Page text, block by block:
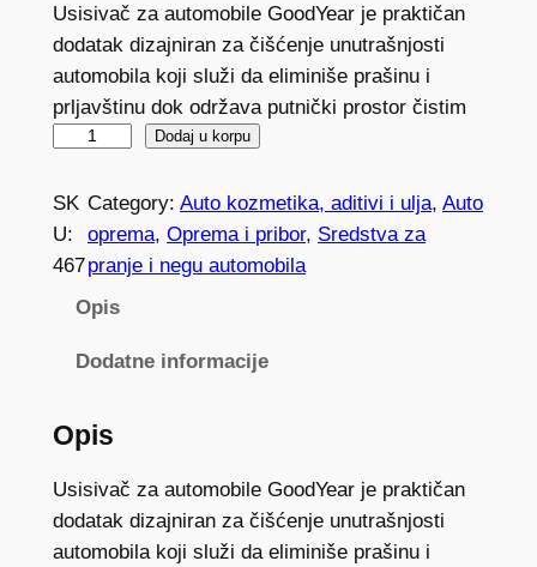
Usisivač za automobile GoodYear je praktičan
dodatak dizajniran za čišćenje unutrašnjosti
automobila koji služi da eliminiše prašinu i
prljavštinu dok održava putnički prostor čistim
o
d
y
i
s
i
v
Dodaj u korpu
SK
U:
467
Category:Auto kozmetika, aditivi i ulja, Auto
oprema, Oprema i pribor, Sredstva za
pranje i negu automobila
Opis
Dodatne informacije
Opis
Usisivač za automobile GoodYear je praktičan
dodatak dizajniran za čišćenje unutrašnjosti
automobila koji služi da eliminiše prašinu i